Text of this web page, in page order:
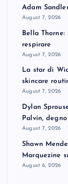
Adam
August 7, 2026
Bella
respirare
August 7, 2026
La star di
skincare
August 7, 2026
Dylan
Palvin,
August 7, 2026
Shawn
Marquezine
August 6, 2026